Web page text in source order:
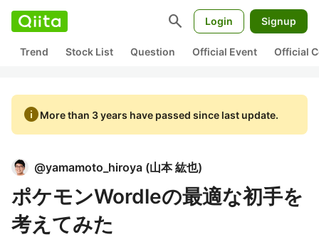
search Login Signup
Trend Stock List Question Official Event Official
infoMore than 3 years have passed since last update.
@yamamoto_hiroya (山本 紘也)
ポケモンWordleの最適な初手を
考えてみた